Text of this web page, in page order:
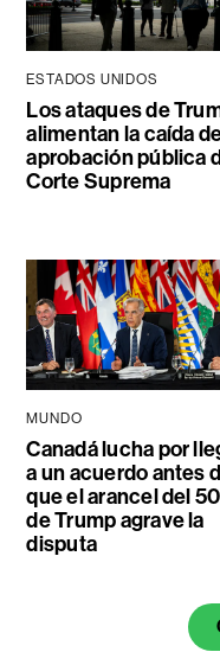
ESTADOS UNIDOS
Los ataques de
alimentan la caída
aprobación pública
Corte Suprema
MUNDO
Canadá lucha por
a un acuerdo antes
que el arancel del
de Trump agrave la
disputa